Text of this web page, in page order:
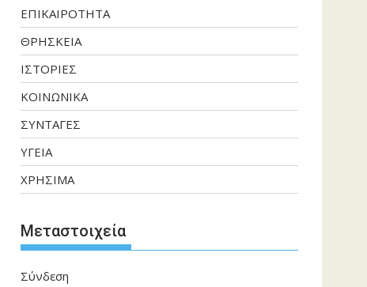
ΕΠΙΚΑΙΡΟΤΗΤΑ
ΘΡΗΣΚΕΙΑ
ΙΣΤΟΡΙΕΣ
ΚΟΙΝΩΝΙΚΑ
ΣΥΝΤΑΓΕΣ
ΥΓΕΙΑ
ΧΡΗΣΙΜΑ
Μεταστοιχεία
Σύνδεση